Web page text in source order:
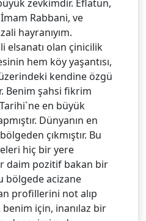
zevkimdir. Eflatun,
Rabbani, ve
hayranıyım.
elsanatı olan çinicilik
hem köy yaşantısı,
kendine özgü
Benim şahsi fikrim
en büyük
Dünyanın en
çıkmıştır. Bu
hiç bir yere
daim pozitif bakan bir
bölgede acizane
profillerini not alıp
için, inanılaz bir